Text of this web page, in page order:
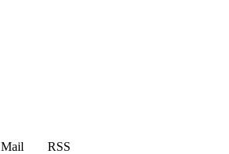
Mail
RSS